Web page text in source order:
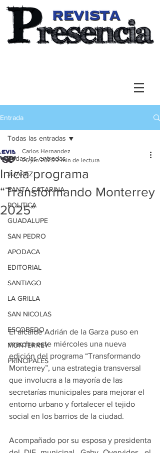
Entrada
Todas las entradas
JUAREZ
SANTA CATARINA
POLITICA
GUADALUPE
SAN PEDRO
APODACA
EDITORIAL
SANTIAGO
LA GRILLA
SAN NICOLAS
ESCOBEDO
MONTERREY
PRINCIPALES
Todas las entradas
Inicia programa
“Transformando Monterrey
2025”
Carlos Hernandez
26 jun 2025 2 min de lectura
El alcalde Adrián de la Garza puso en
marcha este miércoles una nueva
edición del programa “Transformando
Monterrey”, una estrategia transversal
que involucra a la mayoría de las
secretarías municipales para mejorar el
entorno urbano y fortalecer el tejido
social en los barrios de la ciudad.
Acompañado por su esposa y presidenta